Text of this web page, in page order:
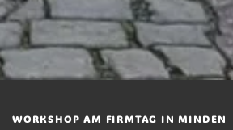
WORKSHOP AM FIRMTAG IN MINDEN